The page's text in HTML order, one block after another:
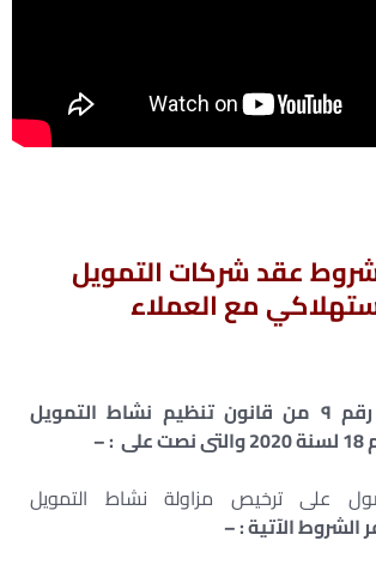
عقد شركات التمويل
مع العملاء
– نصت المادة رقم ٩ من قانون تنظيم نشاط التمويل
–
على ترخيص مزاولة نشاط التمويل
الشروط الآتية : –